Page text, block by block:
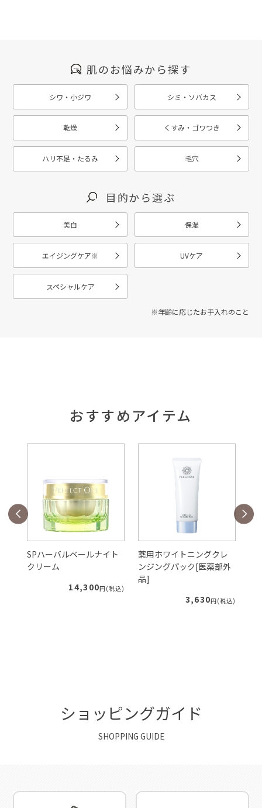
肌のお悩みから探す
シワ・小ジワ シミ・ソバカス
乾燥 くすみ・ゴワつき
ハリ不足・たるみ 毛穴
目的から選ぶ
美白 保湿
エイジングケア※ UVケア
スペシャルケア
※年齢に応じたお手入れのこと
おすすめアイテム
SPハーバルベールナイト
クリーム
14,300円(税込)
薬用ホワイトニングクレ
ンジングパック[医薬部外
品]
3,630円(税込)
ショッピングガイド
SHOPPING GUIDE